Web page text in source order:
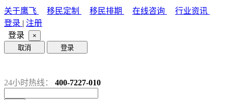
关于鹰飞 移民定制 移民排期 在线咨询
行业资讯
登录 | 注册
登录
×
取消
登录
24小时热线： 400-7227-010